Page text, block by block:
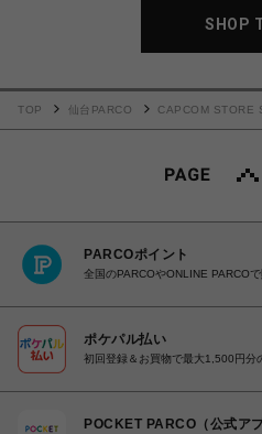
SHOP
TOP 仙台PARCO CAPCOM STORE
PARCOポイント
全国のPARCOやONLINE PARCO
ポケパル払い
初回登録＆お買物で最大1,500円分
POCKET PARCO（公式アプ